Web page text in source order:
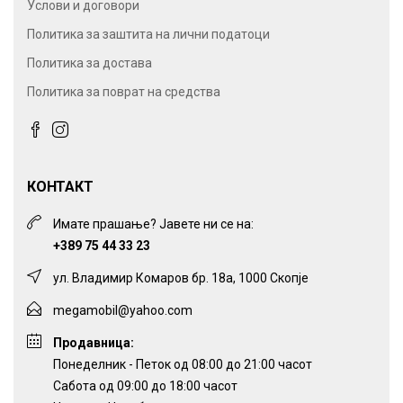
Услови и договори
Политика за заштита на лични податоци
Политика за достава
Политика за поврат на средства
КОНТАКТ
Имате прашање? Јавете ни се на:
+389 75 44 33 23
ул. Владимир Комаров бр. 18а, 1000 Скопје
megamobil@yahoo.com
Продавница:
Понеделник - Петок од 08:00 до 21:00 часот
Сабота од 09:00 до 18:00 часот